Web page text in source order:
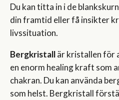
Du kan titta in i de
din framtid eller få insikter
livssituation.
Bergkristallär kristallen för
en enorm healing kraft som
chakran. Du kan använda
som helst. Bergkristall